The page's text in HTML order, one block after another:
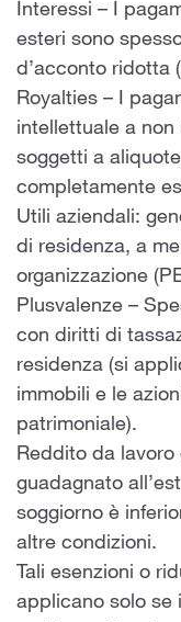
Interessi – I
esteri sono
d’acconto ridotta
Royalties – I
intellettuale a
soggetti a
completamente
Utili aziendali:
di residenza, a
organizzazione
Plusvalenze –
con diritti di
residenza (si
immobili e le
patrimoniale).
Reddito da
guadagnato
soggiorno è
altre condizioni.
Tali esenzioni o
applicano solo se